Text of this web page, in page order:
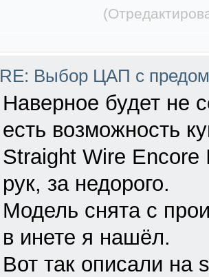
RE: Выбор ЦАП с
Наверное будет не
есть возможность
Straight Wire
рук, за недорого.
Модель снята с
в инете я нашёл.
Вот так описали на